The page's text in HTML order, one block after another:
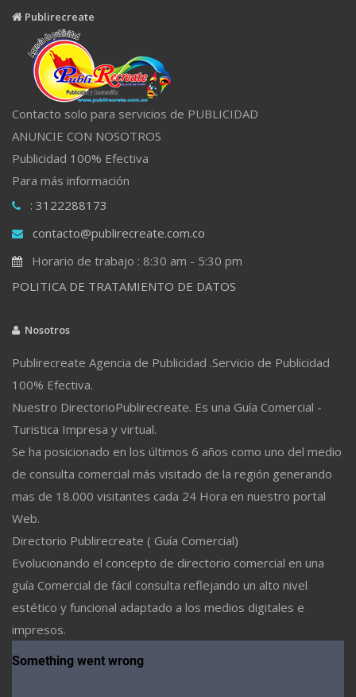
Publirecreate
Contacto solo para servicios de PUBLICIDAD
ANUNCIE CON NOSOTROS
Publicidad 100% Efectiva
Para más información
: 3122288173
contacto@publirecreate.com.co
Horario de trabajo : 8:30 am - 5:30 pm
POLITICA DE TRATAMIENTO DE DATOS
Nosotros
Publirecreate Agencia de Publicidad .Servicio de Publicidad
100% Efectiva.
Nuestro DirectorioPublirecreate. Es una Guía Comercial -
Turistica Impresa y virtual.
Se ha posicionado en los últimos 6 años como uno del medio
de consulta comercial más visitado de la región generando
mas de 18.000 visitantes cada 24 Hora en nuestro portal
Web.
Directorio Publirecreate ( Guía Comercial)
Evolucionando el concepto de directorio comercial en una
guía Comercial de fácil consulta reflejando un alto nivel
estético y funcional adaptado a los medios digitales e
impresos.